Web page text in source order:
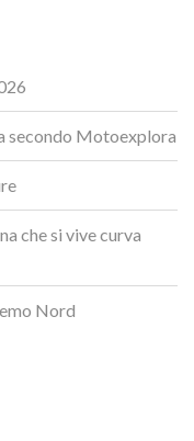
secondo Motoexplora
che si vive curva
Nord